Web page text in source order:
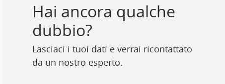
Hai ancora qualche
dubbio?
Lasciaci i tuoi dati e verrai ricontattato
da un nostro esperto.